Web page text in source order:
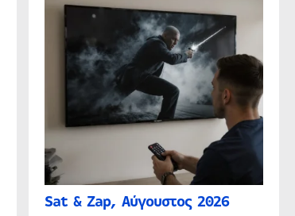
Sat & Zap, Αύγουστος 2026